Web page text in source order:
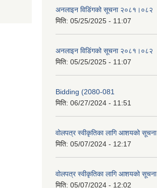
अनलाइन विडि‌ं‍गको सूचना २०८१।०८२
मिति: 05/25/2025 - 11:07
अनलाइन विडि‌ं‍गको सूचना २०८१।०८२
मिति: 05/25/2025 - 11:07
Bidding (2080-081
मिति: 06/27/2024 - 11:51
वोलपत्र स्वीकृतिका लागि आशयको सूचना
मिति: 05/07/2024 - 12:17
वोलपत्र स्वीकृतिका लागि आशयको सूचना
मिति: 05/07/2024 - 12:02